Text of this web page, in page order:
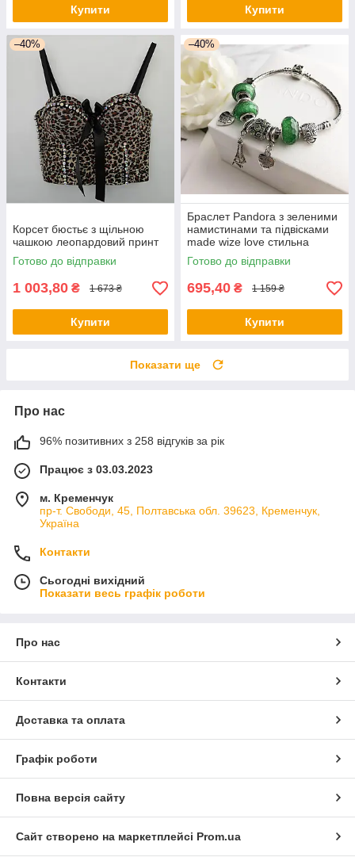
Купити Купити
–40%
Корсет бюстьє з щільною
чашкою леопардовий принт
Готово до відправки
1 003,80 ₴ 1 673 ₴
Купити
–40%
Браслет Pandora з зеленими
намистинами та підвісками
made wize love стильна
прикраса
Готово до відправки
695,40 ₴ 1 159 ₴
Купити
Показати ще
Про нас
96% позитивних з 258 відгуків за рік
Працює з 03.03.2023
м. Кременчук
пр-т. Свободи, 45, Полтавська обл. 39623, Кременчук,
Україна
Контакти
Сьогодні вихідний
Показати весь графік роботи
Про нас
Контакти
Доставка та оплата
Графік роботи
Повна версія сайту
Сайт створено на маркетплейсі Prom.ua